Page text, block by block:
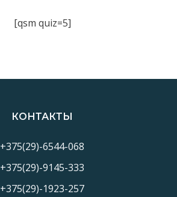
[qsm quiz=5]
КОНТАКТЫ
+375(29)-6544-068
+375(29)-9145-333
+375(29)-1923-257